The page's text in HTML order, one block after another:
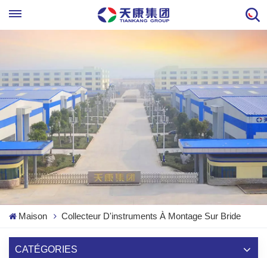
Maison Collecteur D'instruments À Montage Sur Bride
CATÉGORIES